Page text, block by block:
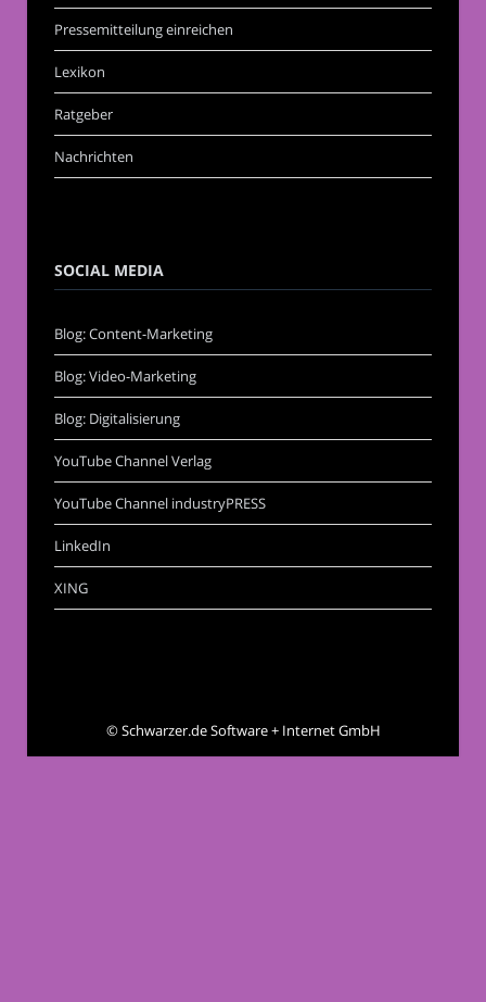
Pressemitteilung einreichen
Lexikon
Ratgeber
Nachrichten
SOCIAL MEDIA
Blog: Content-Marketing
Blog: Video-Marketing
Blog: Digitalisierung
YouTube Channel Verlag
YouTube Channel industryPRESS
LinkedIn
XING
©Schwarzer.de Software + Internet GmbH